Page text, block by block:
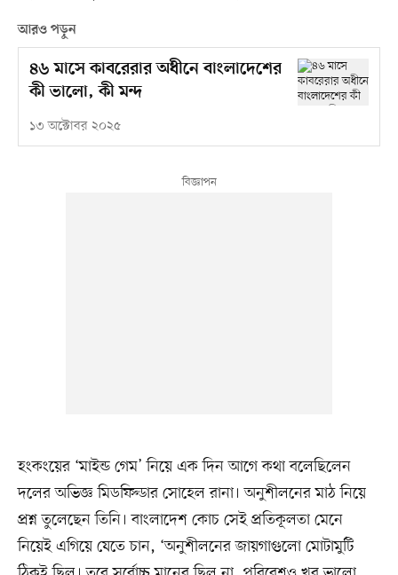
আরও পড়ুন
৪৬ মাসে কাবরেরার অধীনে বাংলাদেশের
কী ভালো, কী মন্দ
১৩ অক্টোবর ২০২৫
হংকংয়ের ‘মাইন্ড গেম’ নিয়ে এক দিন আগে কথা বলেছিলেন
দলের অভিজ্ঞ মিডফিল্ডার সোহেল রানা। অনুশীলনের মাঠ নিয়ে
প্রশ্ন তুলেছেন তিনি। বাংলাদেশ কোচ সেই প্রতিকূলতা মেনে
নিয়েই এগিয়ে যেতে চান, ‘অনুশীলনের জায়গাগুলো মোটামুটি